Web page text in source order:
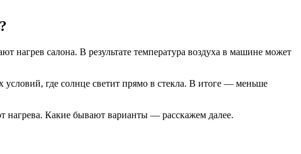
салона. В результате температура воздуха в машине может
где солнце светит прямо в стекла. В итоге — меньше
Какие бывают варианты — расскажем далее.